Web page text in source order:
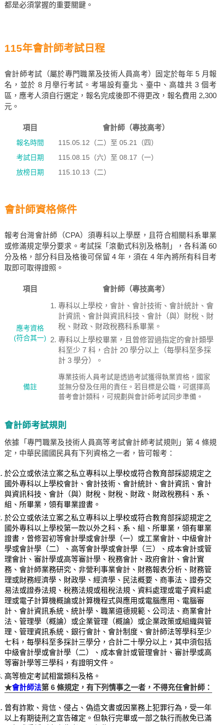
都是必須掌握的重要關鍵。
115年會計師考試日程
會計師考試（屬於專門職業及技術人員高考）固定於每年 5 月報
名，並於 8 月舉行考試。考場設有臺北、臺中、高雄共 3 個考
區，應考人須自行選定，報名完成後即不得更改，報名費用 2,300
元。
項目 會計師（專技高考）
報名時間
115.05.12（二）至 05.21（四）
考試日期
115.08.15（六）至 08.17（一）
放榜日期
115.10.13（二）
會計師資格條件
報考台灣會計師（CPA）須專科以上學歷，且符合相關科系畢業
或修滿規定學分要求。考試採「滾動式科別及格制」，各科滿 60
分及格，部分科目及格後可保留 4 年，須在 4 年內將所有科目考
取即可取得證照。
項目 會計師（專技高考）
應考資格
(符合其一)
專科以上學校，會計、會計技術、會計統計、會
計資訊、會計與資訊科技、會計（與）財稅、財
稅、財政、財政稅務科系畢業。
專科以上學校畢業，且曾修習過指定的會計類學
科至少 7 科，合計 20 學分以上（每學科至多採
計 3 學分）。
備註
專業技術人員考試是透過考試獲得執業資格，國家
並無分發及任用的責任。若目標是公職，可選擇高
普考會計類科，可規劃與會計師考試同步準備。
會計師考試規則
依據「專門職業及技術人員高等考試會計師考試規則」第 4 條規
定，中華民國國民具有下列資格之一者，皆可報考：
於公立或依法立案之私立專科以上學校或符合教育部採認規定之
國外專科以上學校會計、會計技術、會計統計、會計資訊、會計
與資訊科技、會計（與）財稅、財稅、財政、財政稅務科、系、
組、所畢業，領有畢業證書。
於公立或依法立案之私立專科以上學校或符合教育部採認規定之
國外專科以上學校第一款以外之科、系、組、所畢業，領有畢業
證書，曾修習初等會計學或會計學（一）或工業會計、中級會計
學或會計學（二）、高等會計學或會計學（三）、成本會計或管
理會計、審計學或高等審計學、稅務會計、政府會計、會計實
務、會計師業務研究、非營利事業會計、財務報表分析、財務管
理或財務經濟學、財政學、經濟學、民法概要、商事法、證券交
易法或證券法規、稅務法規或租稅法規、資料處理或電子資料處
理或電子計算機概論或計算機程式與應用或電腦應用、電腦審
計、會計資訊系統、統計學、職業道德規範、公司法、商業會計
法、管理學（概論）或企業管理（概論）或企業政策或組織與管
理、管理資訊系統、銀行會計、會計制度、會計師法等學科至少
七科，每學科至多採計三學分，合計二十學分以上，其中須包括
中級會計學或會計學（二）、成本會計或管理會計、審計學或高
等審計學等三學科，有證明文件。
高等檢定考試相當類科及格。
★會計師法第 6 條規定，有下列情事之一者，不得充任會計師：
曾有詐欺、背信、侵占、偽造文書或因業務上犯罪行為，受一年
以上有期徒刑之宣告確定。但執行完畢或一部之執行而赦免已滿